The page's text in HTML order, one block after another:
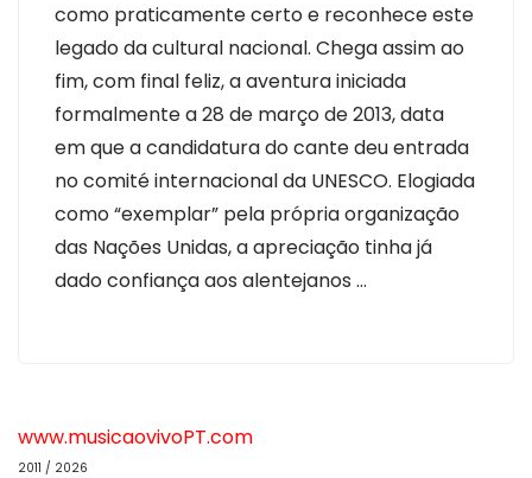
como praticamente certo e reconhece este
legado da cultural nacional. Chega assim ao
fim, com final feliz, a aventura iniciada
formalmente a 28 de março de 2013, data
em que a candidatura do cante deu entrada
no comité internacional da UNESCO. Elogiada
como “exemplar” pela própria organização
das Nações Unidas, a apreciação tinha já
dado confiança aos alentejanos …
www.musicaovivoPT.com
2011 / 2026